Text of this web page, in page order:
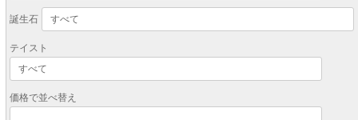
誕生石
テイスト
価格で並べ替え